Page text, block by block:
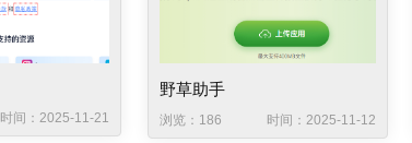
时间：2025-11-21
野草助手
浏览：186 时间：2025-11-12